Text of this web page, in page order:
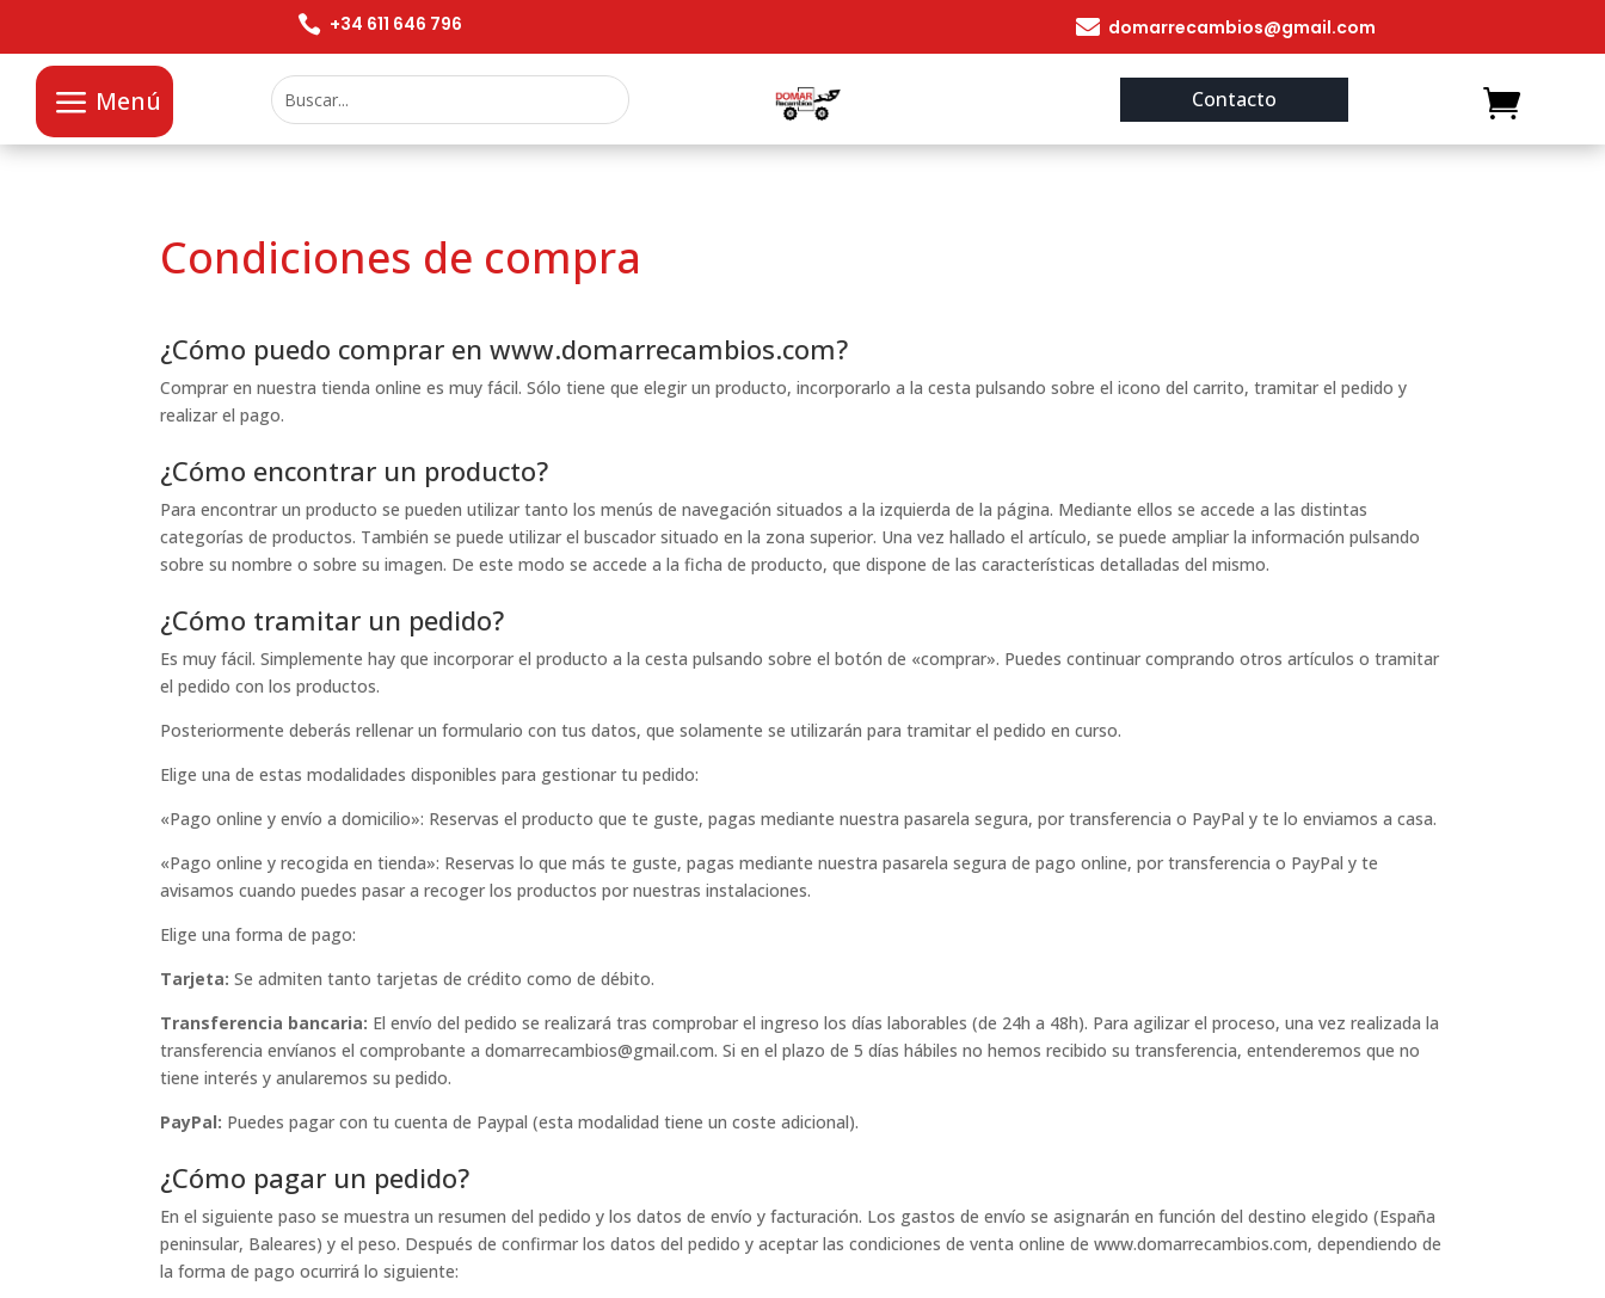
 +34 611 646 796  domarrecambios@gmail.com
Menú Contacto
Condiciones de compra
¿Cómo puedo comprar en www.domarrecambios.com?
Comprar en nuestra tienda online es muy fácil. Sólo tiene que elegir un producto, incorporarlo a la cesta pulsando sobre el icono del carrito, tramitar el pedido y
realizar el pago.
¿Cómo encontrar un producto?
Para encontrar un producto se pueden utilizar tanto los menús de navegación situados a la izquierda de la página. Mediante ellos se accede a las distintas
categorías de productos. También se puede utilizar el buscador situado en la zona superior. Una vez hallado el artículo, se puede ampliar la información pulsando
sobre su nombre o sobre su imagen. De este modo se accede a la ficha de producto, que dispone de las características detalladas del mismo.
¿Cómo tramitar un pedido?
Es muy fácil. Simplemente hay que incorporar el producto a la cesta pulsando sobre el botón de «comprar». Puedes continuar comprando otros artículos o tramitar
el pedido con los productos.
Posteriormente deberás rellenar un formulario con tus datos, que solamente se utilizarán para tramitar el pedido en curso.
Elige una de estas modalidades disponibles para gestionar tu pedido:
«Pago online y envío a domicilio»: Reservas el producto que te guste, pagas mediante nuestra pasarela segura, por transferencia o PayPal y te lo enviamos a casa.
«Pago online y recogida en tienda»: Reservas lo que más te guste, pagas mediante nuestra pasarela segura de pago online, por transferencia o PayPal y te
avisamos cuando puedes pasar a recoger los productos por nuestras instalaciones.
Elige una forma de pago:
Tarjeta: Se admiten tanto tarjetas de crédito como de débito.
Transferencia bancaria: El envío del pedido se realizará tras comprobar el ingreso los días laborables (de 24h a 48h). Para agilizar el proceso, una vez realizada la
transferencia envíanos el comprobante a domarrecambios@gmail.com. Si en el plazo de 5 días hábiles no hemos recibido su transferencia, entenderemos que no
tiene interés y anularemos su pedido.
PayPal: Puedes pagar con tu cuenta de Paypal (esta modalidad tiene un coste adicional).
¿Cómo pagar un pedido?
En el siguiente paso se muestra un resumen del pedido y los datos de envío y facturación. Los gastos de envío se asignarán en función del destino elegido (España
peninsular, Baleares) y el peso. Después de confirmar los datos del pedido y aceptar las condiciones de venta online de www.domarrecambios.com, dependiendo de
la forma de pago ocurrirá lo siguiente: